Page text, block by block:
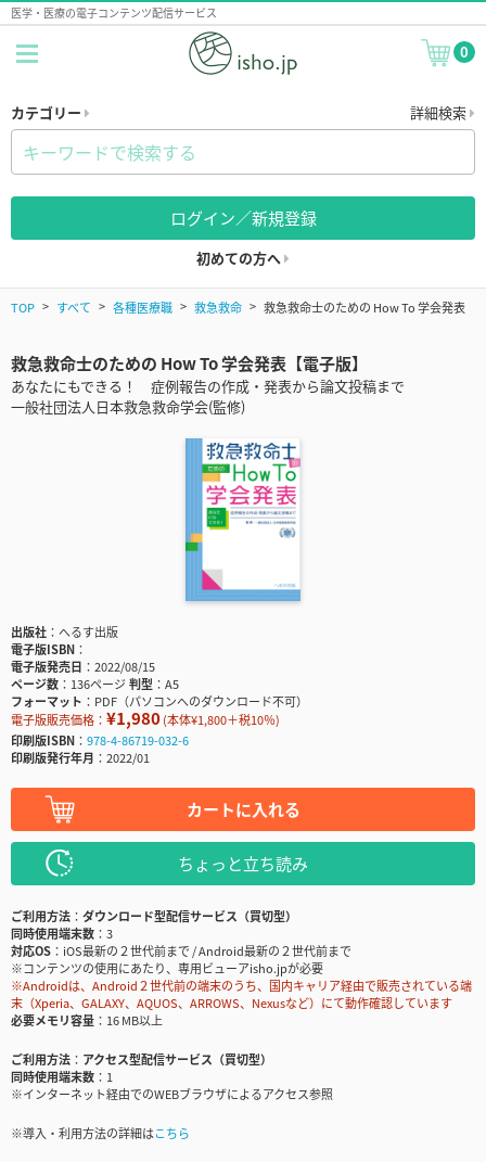
医学・医療の電子コンテンツ配信サービス
0
カテゴリー 詳細検索
ログイン／新規登録
初めての方へ
TOP すべて 各種医療職 救急救命 救急救命士のための How To 学会発表
救急救命士のための How To 学会発表【電子版】
あなたにもできる！ 症例報告の作成・発表から論文投稿まで
一般社団法人日本救急救命学会(監修)
出版社
へるす出版
電子版ISBN
電子版発売日
2022/08/15
ページ数
136ページ判型
A5
フォーマット
PDF（パソコンへのダウンロード不可）
電子版販売価格： ¥1,980(本体¥1,800＋税10％)
印刷版ISBN
978-4-86719-032-6
印刷版発行年月
2022/01
カートに入れる
ちょっと立ち読み
ご利用方法
ダウンロード型配信サービス（買切型）
同時使用端末数
3
対応OS
iOS最新の２世代前まで / Android最新の２世代前まで
※コンテンツの使用にあたり、専用ビューアisho.jpが必要
※Androidは、Android２世代前の端末のうち、国内キャリア経由で販売されている端
末（Xperia、GALAXY、AQUOS、ARROWS、Nexusなど）にて動作確認しています
必要メモリ容量
16 MB以上
ご利用方法
アクセス型配信サービス（買切型）
同時使用端末数
1
※インターネット経由でのWEBブラウザによるアクセス参照
※導入・利用方法の詳細はこちら